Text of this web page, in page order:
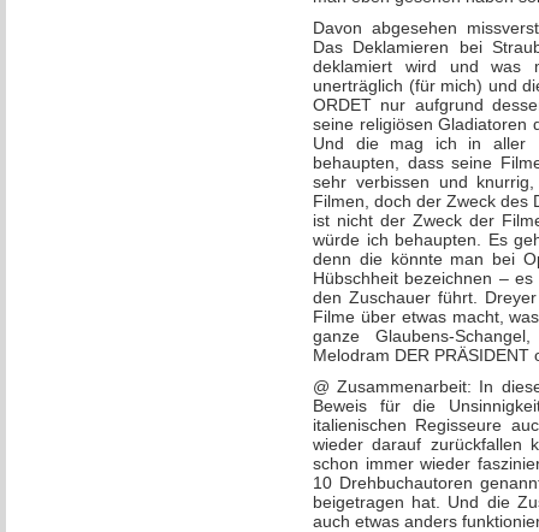
Davon abgesehen
Das Deklamieren bei
deklamiert wird und was
unerträglich (für mich) und
ORDET nur aufgrund
seine religiösen Gladiatoren
Und die mag ich in aller
behaupten, dass seine
sehr verbissen und
Filmen, doch der Zweck des
ist nicht der Zweck der
würde ich behaupten. Es
denn die könnte man bei
Hübschheit bezeichnen –
den Zuschauer führt.
Filme über etwas macht,
ganze Glaubens-
Melodram DER PRÄSIDENT
@ Zusammenarbeit: In
Beweis für die
italienischen Regisseure
wieder darauf zurückfallen
schon immer wieder
10 Drehbuchautoren
beigetragen hat. Und die
auch etwas anders